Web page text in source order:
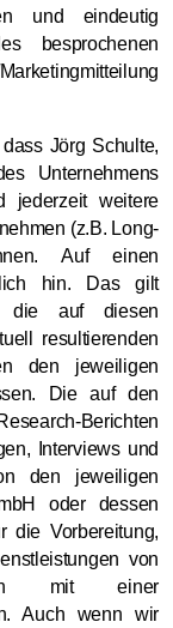
und eindeutig
besprochenen
Jörg Schulte,
Unternehmens
jederzeit weitere
(z.B. Long-
Auf einen
hin. Das gilt
die auf diesen
resultierenden
den jeweiligen
Die auf den
Berichten
Interviews und
den jeweiligen
oder dessen
die Vorbereitung,
von
mit einer
Auch wenn wir